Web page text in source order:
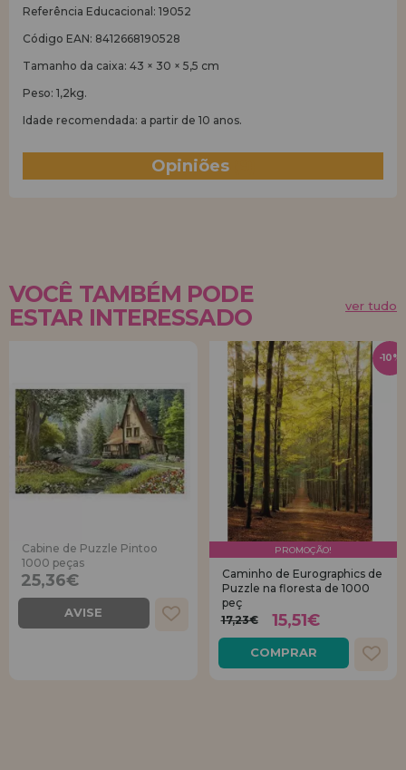
Referência Educacional: 19052
Código EAN: 8412668190528
Tamanho da caixa: 43 × 30 × 5,5 cm
Peso: 1,2kg.
Idade recomendada: a partir de 10 anos.
Opiniões
VOCÊ TAMBÉM PODE
ESTAR INTERESSADO
ver tudo
Cabine de Puzzle Pintoo
1000 peças
25,36€
AVISE
PROMOÇÃO!
Caminho de Eurographics de
Puzzle na floresta de 1000
peç
17,23€
15,51€
COMPRAR
-10%